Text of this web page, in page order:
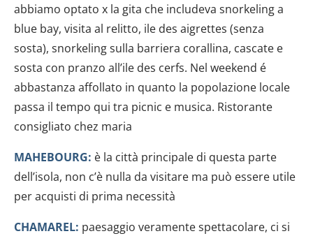
abbiamo optato x la gita che includeva snorkeling a
blue bay, visita al relitto, ile des aigrettes (senza
sosta), snorkeling sulla barriera corallina, cascate e
sosta con pranzo all’ile des cerfs. Nel weekend é
abbastanza affollato in quanto la popolazione locale
passa il tempo qui tra picnic e musica. Ristorante
consigliato chez maria
MAHEBOURG: è la città principale di questa parte
dell’isola, non c’è nulla da visitare ma può essere utile
per acquisti di prima necessità
CHAMAREL: paesaggio veramente spettacolare, ci si